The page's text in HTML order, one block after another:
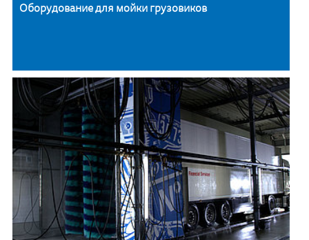
Оборудование для мойки грузовиков